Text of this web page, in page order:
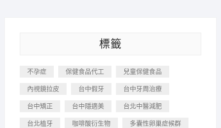
標籤
不孕症 保健食品代工 兒童保健食品
內視鏡拉皮 台中假牙 台中牙周治療
台中矯正 台中隱適美 台北中醫減肥
台北植牙 咖啡酸衍生物 多囊性卵巢症候群